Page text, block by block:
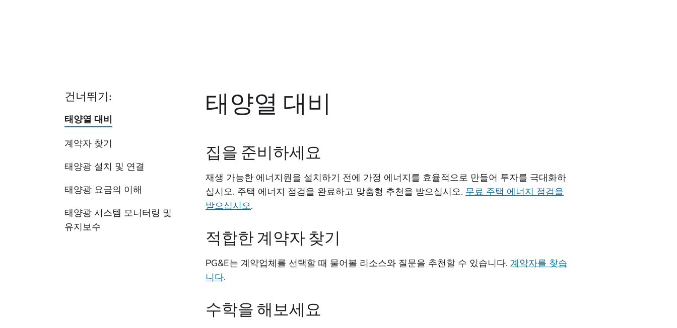
건너뛰기:
태양열 대비
계약자 찾기
태양광 설치 및 연결
태양광 요금의 이해
태양광 시스템 모니터링 및
유지보수
태양열 대비
집을 준비하세요
재생 가능한 에너지원을 설치하기 전에 가정 에너지를 효율적으로 만들어 투자를 극대화하
십시오. 주택 에너지 점검을 완료하고 맞춤형 추천을 받으십시오. 무료 주택 에너지 점검을
받으십시오.
적합한 계약자 찾기
PG&E는 계약업체를 선택할 때 물어볼 리소스와 질문을 추천할 수 있습니다. 계약자를 찾습
니다.
수학을 해보세요